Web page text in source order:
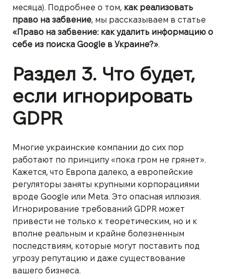
месяца). Подробнее о том, как реализовать
право на забвение, мы рассказываем в статье
«Право на забвение: как удалить информацию о
себе из поиска Google в Украине?».
Раздел 3. Что будет,
если игнорировать
GDPR
Многие украинские компании до сих пор
работают по принципу «пока гром не грянет».
Кажется, что Европа далеко, а европейские
регуляторы заняты крупными корпорациями
вроде Google или Meta. Это опасная иллюзия.
Игнорирование требований GDPR может
привести не только к теоретическим, но и к
вполне реальным и крайне болезненным
последствиям, которые могут поставить под
угрозу репутацию и даже существование
вашего бизнеса.